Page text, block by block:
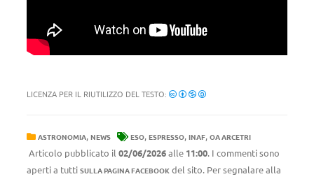
LICENZA PER IL RIUTILIZZO DEL TESTO:
ASTRONOMIA, NEWS ESO, ESPRESSO, INAF, OA ARCETRI
Articolo pubblicato il 02/06/2026alle 11:00. I commenti sono
aperti a tutti SULLA PAGINA FACEBOOK del sito. Per segnalare alla